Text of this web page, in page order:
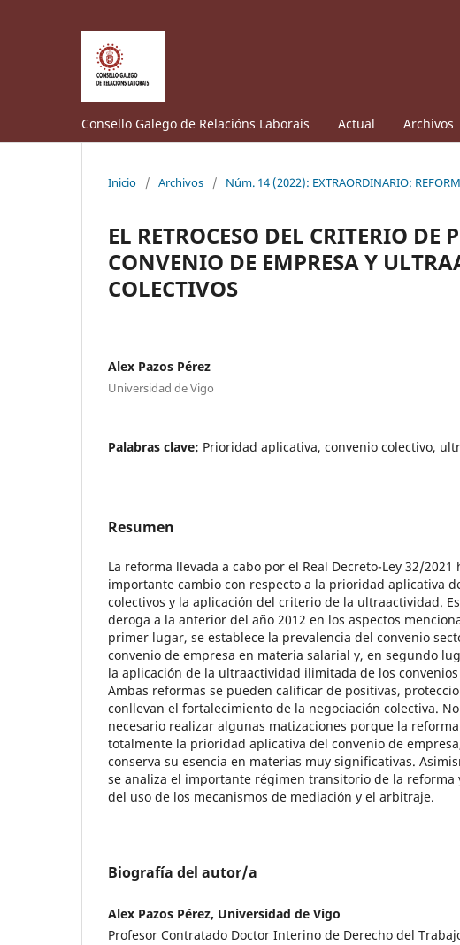
Consello Galego de Relacións Laborais Actual Archivos
Inicio / Archivos / Núm. 14 (2022): EXTRAORDINARIO:
EL RETROCESO DEL CRITERIO
CONVENIO DE EMPRESA Y
COLECTIVOS
Alex Pazos Pérez
Universidad de Vigo
Palabras clave: Prioridad aplicativa, convenio colectivo,
Resumen
La reforma llevada a cabo por el Real Decreto-Ley 32/2021
importante cambio con respecto a la prioridad aplicativa
colectivos y la aplicación del criterio de la ultraactividad.
deroga a la anterior del año 2012 en los aspectos
primer lugar, se establece la prevalencia del convenio
convenio de empresa en materia salarial y, en segundo
la aplicación de la ultraactividad ilimitada de los convenios
Ambas reformas se pueden calificar de positivas,
conllevan el fortalecimiento de la negociación colectiva.
necesario realizar algunas matizaciones porque la
totalmente la prioridad aplicativa del convenio de
conserva su esencia en materias muy significativas.
se analiza el importante régimen transitorio de la reforma
del uso de los mecanismos de mediación y el arbitraje.
Biografía del autor/a
Alex Pazos Pérez, Universidad de Vigo
Profesor Contratado Doctor Interino de Derecho del